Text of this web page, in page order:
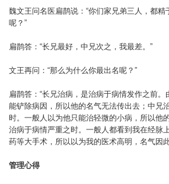
魏文王问名医扁鹊说：“你们家兄弟三人，都
呢？”
扁鹊答：“长兄最好，中兄次之，我最差。”
文王再问：“那么为什么你最出名呢？”
扁鹊答：“长兄治病，是治病于病情发作之前
能铲除病因，所以他的名气无法传出去；中兄
时。一般人以为他只能治轻微的小病，所以他
治病于病情严重之时。一般人都看到我在经脉
药等大手术，所以以为我的医术高明，名气因
管理心得